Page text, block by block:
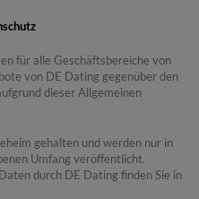
für alle Geschäftsbereiche von
von DE Dating gegenüber den
dieser Allgemeinen
gehalten und werden nur in
Umfang veröffentlicht.
durch DE Dating finden Sie in